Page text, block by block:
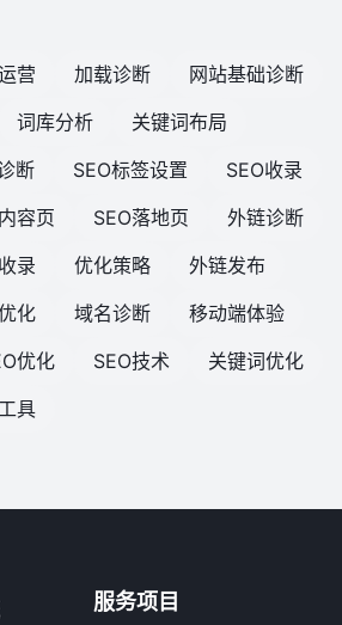
营 加载诊断
网站基础诊断
词库分析
关键词布局
断 SEO标签设置
SEO收录
容页 SEO落地页
外链诊断
录 优化策略
外链发布
化 域名诊断
移动端体验
优化 SEO技术
关键词优化
具
服务项目